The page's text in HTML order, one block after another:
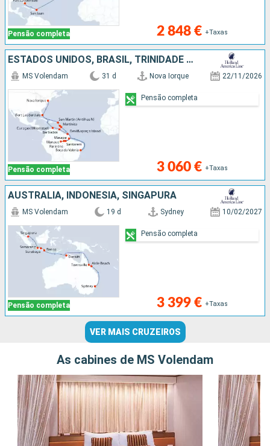
Pensão completa 2 848 € +Taxas
ESTADOS UNIDOS, BRASIL, TRINIDADE E TOBAGO, FRANÇA, BARBADOS, MARTINICA, CURAÇAO, SÃO MARTINHO
Pensão completa
MS Volendam 31 d Nova Iorque 22/11/2026
3 060 € +Taxas
Pensão completa
AUSTRALIA, INDONÉSIA, SINGAPURA
Pensão completa
MS Volendam 19 d Sydney 10/02/2027
3 399 € +Taxas
Pensão completa
VER MAIS CRUZEIROS
As cabines de MS Volendam